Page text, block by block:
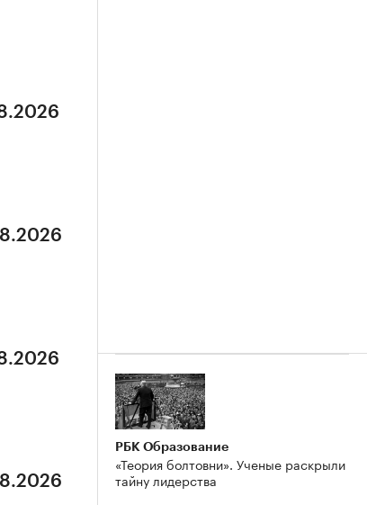
РБК Образование
«Теория болтовни». Ученые раскрыли
тайну лидерства